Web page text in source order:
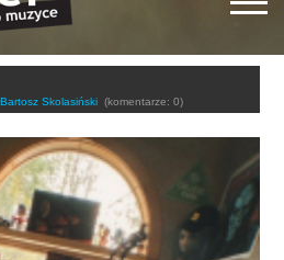
Bartosz Skolasiński (komentarze: 0)